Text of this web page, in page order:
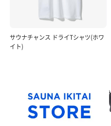
サウナチャンス ドライTシャツ(ホワ
イト)